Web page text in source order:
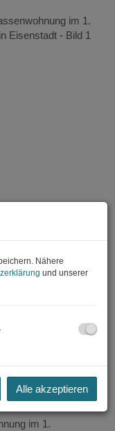
Neubauwohnung in
im 1.
Nähere
und unserer
Alle akzeptieren